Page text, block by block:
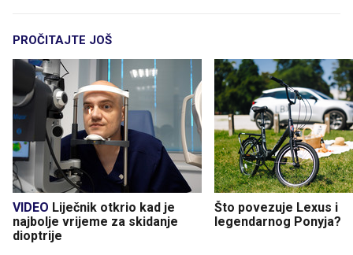
PROČITAJTE JOŠ
VIDEO
najbolje vrijeme za skidanje
dioptrije
Što povezuje Lexus i
legendarnog Ponyja?